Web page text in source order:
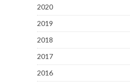
2020
2019
2018
2017
2016